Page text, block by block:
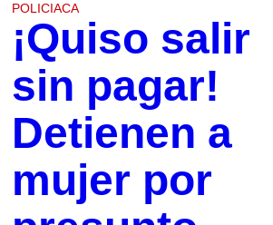
POLICIACA
¡Quiso salir
sin pagar!
Detienen a
mujer por